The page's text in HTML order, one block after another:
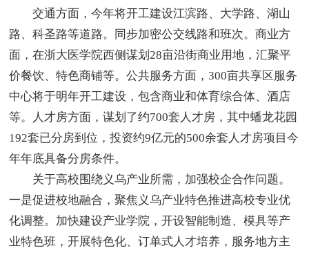
交通方面，今年将开工建设江滨路、大学路、湖山
路、科圣路等道路。同步加密公交线路和班次。商业方
面，在浙大医学院西侧谋划28亩沿街商业用地，汇聚平
价餐饮、特色商铺等。公共服务方面，300亩共享区服务
中心将于明年开工建设，包含商业和体育综合体、酒店
等。人才房方面，谋划了约700套人才房，其中蟠龙花园
192套已分房到位，投资约9亿元的500余套人才房项目今
年年底具备分房条件。
关于高校围绕义乌产业所需，加强校企合作问题。
一是促进校地融合，聚焦义乌产业特色推进高校专业优
化调整。加快建设产业学院，开设智能制造、模具等产
业特色班，开展特色化、订单式人才培养，服务地方主